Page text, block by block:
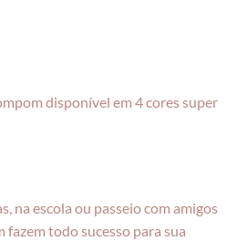
disponível em 4 cores super
na escola ou passeio com amigos
fazem todo sucesso para sua